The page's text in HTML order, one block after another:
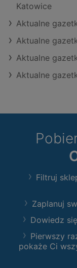
Katowice
Aktualne
Aktualne
Aktualne
Aktualne
Filtruj
Zaplanuj
Dowiedz
Pierwszy
pokaże Ci